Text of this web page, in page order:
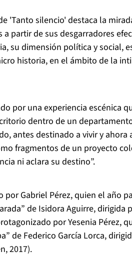
'Tanto silencio' destaca la
a partir de sus desgarradores
su dimensión política y social,
historia, en el ámbito de la
por una experiencia escénica
dentro de un
antes destinado a vivir y ahora
fragmentos de un proyecto
ni aclara su destino”.
por Gabriel Pérez, quien el año
de Isidora Aguirre, dirigida
por Yesenia Pérez,
de Federico García Lorca,
2017).